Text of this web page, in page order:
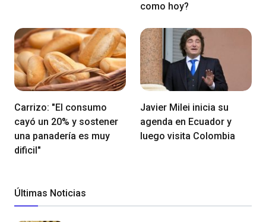
como hoy?
Carrizo: "El consumo
cayó un 20% y sostener
una panadería es muy
dificil"
Javier Milei inicia su
agenda en Ecuador y
luego visita Colombia
Últimas Noticias